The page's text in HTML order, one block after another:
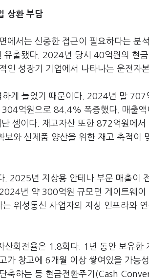
상환 부담
에서는 신중한 접근이 필요하다는 분
출됐다. 2024년 당시 40억원의 현
인 성장기 기업에서 나타나는 운전자
게 늘었기 때문이다. 2024년 말
억원으로 84.4% 폭증했다. 매출
셈이다. 재고자산 또한 872억원에
보와 신제품 양산을 위한 재고 축적이
. 2025년 지상용 안테나 부문 매출이
년 약 300억원 규모던 게이트웨
위성통신 사업자의 지상 인프라와
산회전율은 1.8회다. 1년 동안 보유
가 창고에 6개월 이상 쌓여있을 가능
축하는 등 현금전환주기(Cash